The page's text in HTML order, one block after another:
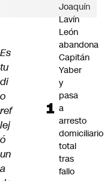
Es
tu
di
o
ref
lej
ó
un
a
Joaquín
Lavín
León
abandona
Capitán
Yaber
y
pasa
a
arresto
domiciliario
total
tras
fallo